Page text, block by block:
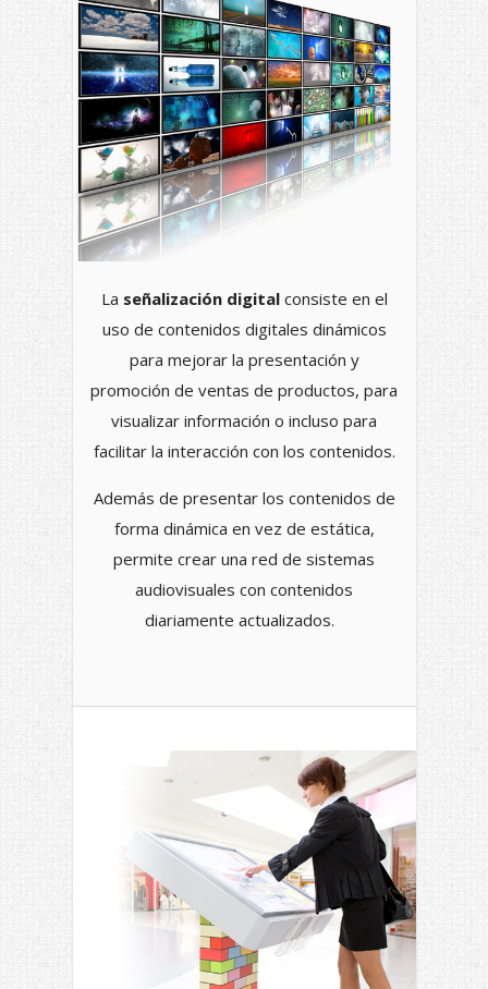
La señalización digitalconsiste en el
uso de contenidos digitales dinámicos
para mejorar la presentación y
promoción de ventas de productos, para
visualizar información o incluso para
facilitar la interacción con los contenidos.
Además de presentar los contenidos de
forma dinámica en vez de estática,
permite crear una red de sistemas
audiovisuales con contenidos
diariamente actualizados.